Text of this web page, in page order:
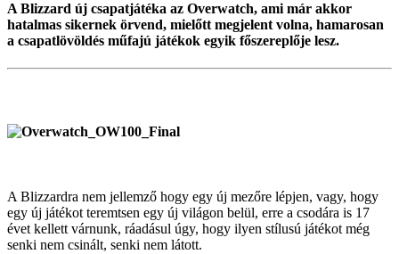
A Blizzard új csapatjátéka az Overwatch, ami már akkor
hatalmas sikernek örvend, mielőtt megjelent volna, hamarosan
a csapatlövöldés műfajú játékok egyik főszereplője lesz.
A Blizzardra nem jellemző hogy egy új mezőre lépjen, vagy, hogy
egy új játékot teremtsen egy új világon belül, erre a csodára is 17
évet kellett várnunk, ráadásul úgy, hogy ilyen stílusú játékot még
senki nem csinált, senki nem látott.